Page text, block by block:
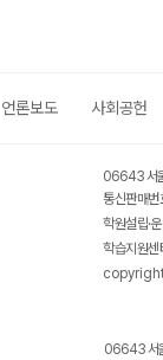
언론보도 사회공헌
06643 서
통신판매
학원설립·
학습지원
06643 서